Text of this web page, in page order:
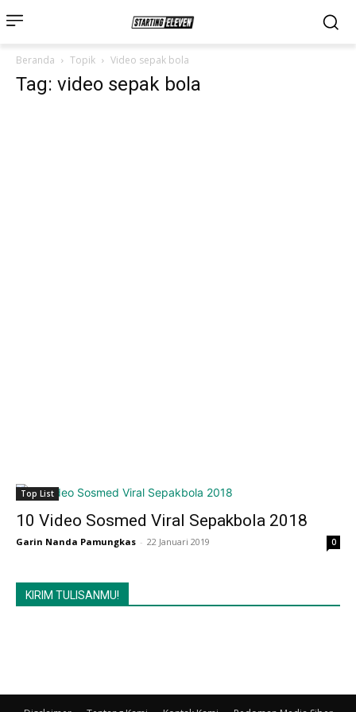
Beranda Topik Video sepak bola
Tag: video sepak bola
Top List
10 Video Sosmed Viral Sepakbola 2018
Garin Nanda Pamungkas - 22 Januari 2019 0
KIRIM TULISANMU!